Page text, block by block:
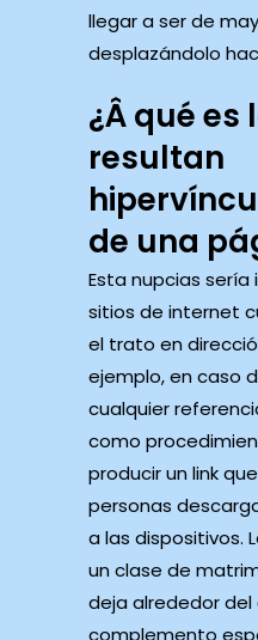
llegar a ser de
desplazándolo
¿Â qué es
resultan
de una
Esta nupcias
sitios de internet
el trato en
ejemplo, en caso
cualquier
como
producir un link
personas
a las dispositivos.
un clase de
deja alrededor
complemento